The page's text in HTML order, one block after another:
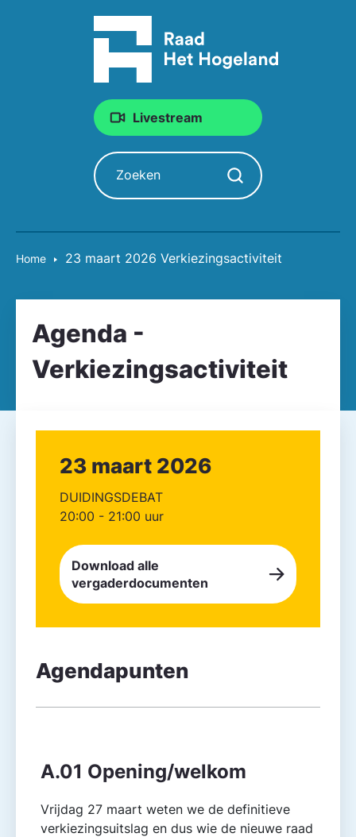
Livestream
Zoeken
Zoekopdracht starten
Home 23 maart 2026 Verkiezingsactiviteit
Agenda -
Verkiezingsactiviteit
23 maart 2026
DUIDINGSDEBAT
20:00 - 21:00 uur
Download alle
vergaderdocumenten
Agendapunten
A.01 Opening/welkom
Vrijdag 27 maart weten we de definitieve
verkiezingsuitslag en dus wie de nieuwe raad